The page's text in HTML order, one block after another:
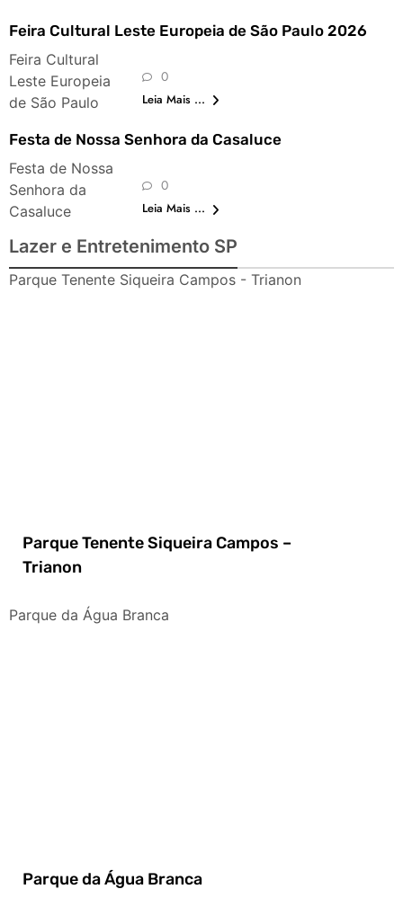
Feira Cultural Leste Europeia de São Paulo 2026
Feira Cultural
Leste Europeia
de São Paulo
0
Leia Mais ...
Festa de Nossa Senhora da Casaluce
Festa de Nossa
Senhora da
Casaluce
0
Leia Mais ...
Lazer e Entretenimento SP
Parque Tenente Siqueira Campos - Trianon
Parque Tenente Siqueira Campos –
Trianon
Parque da Água Branca
Parque da Água Branca